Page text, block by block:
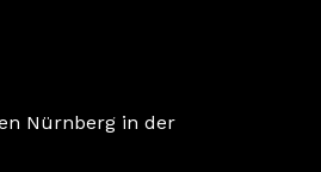
Nürnberg in der